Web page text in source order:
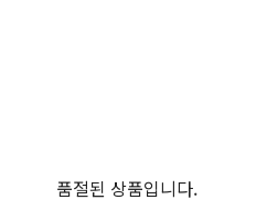
품절된 상품입니다.